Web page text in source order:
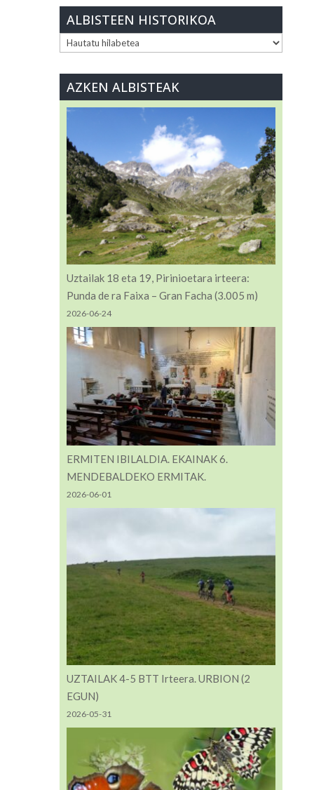
ALBISTEEN HISTORIKOA
ALBISTEEN
AZKEN ALBISTEAK
Uztailak 18 eta 19, Pirinioetara irteera:
Punda de ra Faixa – Gran Facha (3.005 m)
2026-06-24
ERMITEN IBILALDIA. EKAINAK 6.
MENDEBALDEKO ERMITAK.
2026-06-01
UZTAILAK 4-5 BTT Irteera. URBION (2
EGUN)
2026-05-31